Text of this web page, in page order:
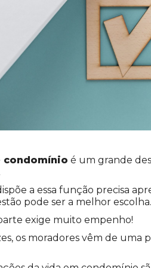
condomínio é um grande
a essa função precisa
pode ser a melhor escolha.
exige muito empenho!
os moradores vêm de uma